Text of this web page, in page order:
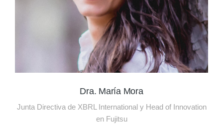
Dra. María Mora
Junta Directiva de XBRL International y Head of Innovation
en Fujitsu